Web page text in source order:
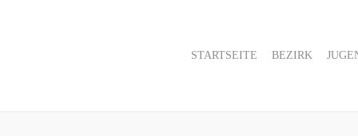
STARTSEITE BEZIRK